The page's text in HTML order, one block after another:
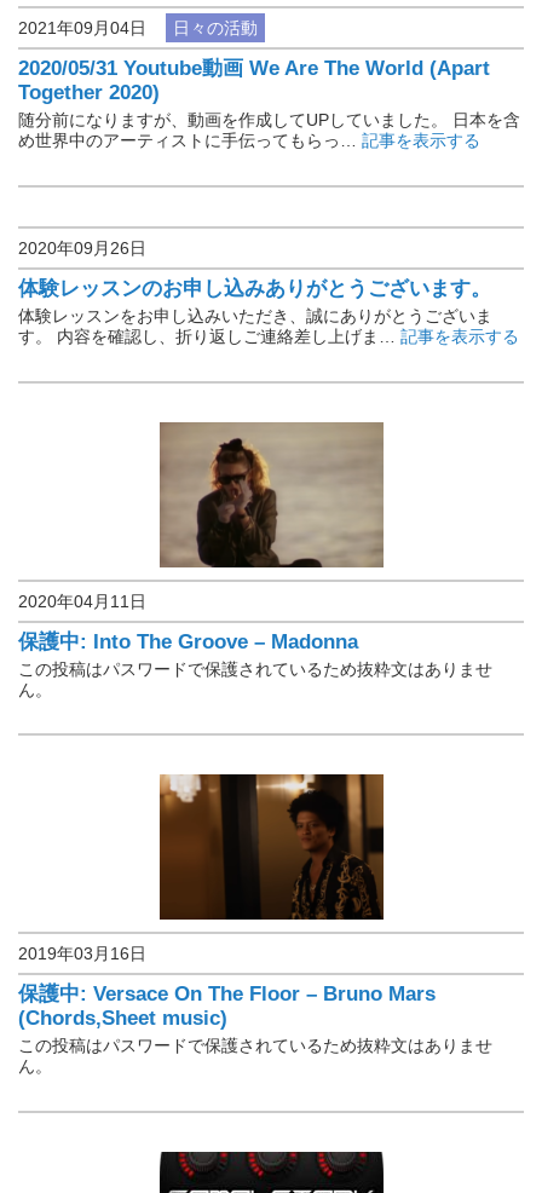
2021年09月04日 日々の活動
2020/05/31 Youtube動画 We Are The World (Apart
Together 2020)
随分前になりますが、動画を作成してUPしていました。 日本を含
め世界中のアーティストに手伝ってもらっ… 記事を表示する
2020年09月26日
体験レッスンのお申し込みありがとうございます。
体験レッスンをお申し込みいただき、誠にありがとうございま
す。 内容を確認し、折り返しご連絡差し上げま…
記事を表示する
2020年04月11日
保護中: Into The Groove – Madonna
この投稿はパスワードで保護されているため抜粋文はありませ
ん。
2019年03月16日
保護中: Versace On The Floor – Bruno Mars
(Chords,Sheet music)
この投稿はパスワードで保護されているため抜粋文はありませ
ん。